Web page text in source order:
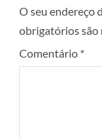
O seu endereço
obrigatórios são
Comentário *